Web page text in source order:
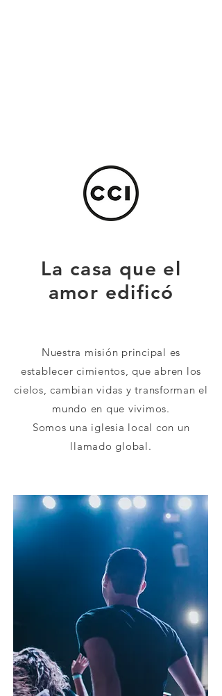
La casa que el
amor edificó
Nuestra misión principal es
establecer cimientos, que abren los
cielos, cambian vidas y transforman el
mundo en que vivimos.
Somos una iglesia local con un
llamado global.